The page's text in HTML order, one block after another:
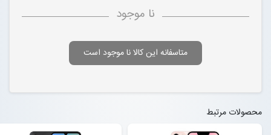
نا موجود
متاسفانه این کالا نا موجود است
محصولات مرتبط